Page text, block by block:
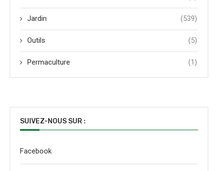
Jardin (539)
Outils (5)
Permaculture (1)
SUIVEZ-NOUS SUR :
Facebook